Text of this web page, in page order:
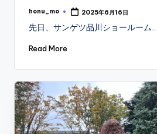
Posted
honu_mo 2025年6月16日
先日、サンゲツ品川ショールーム…
Read More